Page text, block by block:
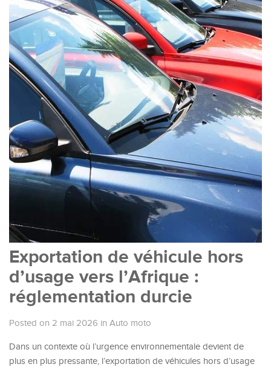
Exportation de véhicule hors
d’usage vers l’Afrique :
réglementation durcie
Posted on 2 mai 2026 in Auto moto
Dans un contexte où l’urgence environnementale devient de
plus en plus pressante, l’exportation de véhicules hors d’usage